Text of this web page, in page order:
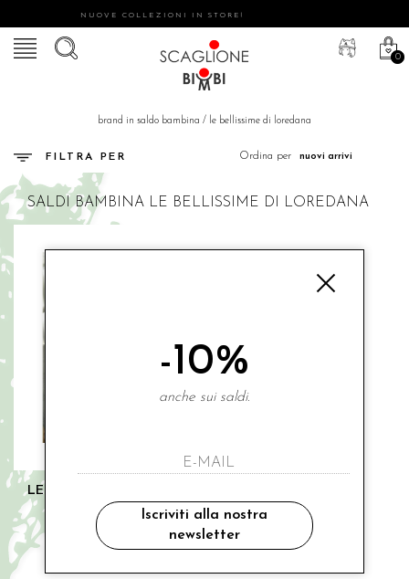
NUOVE COLLEZIONI IN STORE!
0
brand in saldo bambina / le bellissime di loredana
FILTRA PER Ordina per
SALDIBAMBINA LE BELLISSIME DI LOREDANA
cerchietto fiore grande
€ 75.00
-10%
anche sui saldi.
Iscriviti alla nostra
newsletter